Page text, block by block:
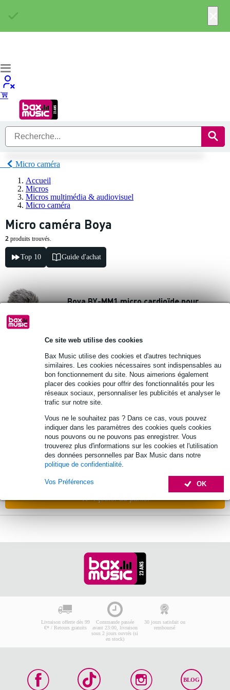
Ce site web utilise des cookies
Bax Music utilise des cookies et d'autres techniques
similaires. Les cookies nécessaires sont indispensables au
bon fonctionnement du site. Nous aimerions également
placer des cookies pour offrir des fonctionnalités pour les
réseaux sociaux, personnaliser les publicités et analyser le
trafic sur notre site.
Vous ne le souhaitez pas ? Dans ce cas, vous pouvez
indiquer dans les paramètres des cookies quels cookies
nous pouvons ou ne pouvons pas enregistrer. Vous
trouverez plus d'informations sur les cookies et l'utilisation
des données personnelles par Bax Music dans notre
politique de confidentialité.
OK
Vos Préférences
Micro caméra
Accueil
Micros
Micros multimédia & audiovisuel
Micro caméra
Micro caméra Boya
2 produits trouvés.
Top 10 Guide d'achat
Boya BY-MM1 micro cardioïde pour
Prix public 48 € 38 €
En stock
Ajouter au panier
Boya BY-MM1+ micro canon
Prix public 53 € 46 €
Ajouter au panier
Livraison offerte dès 99
€* / Retours gratuits
Commande passée
avant 23:00, livraison
sous 2 jours ouvrés (si
en stock)
30 jours satisfait ou
remboursé
BLOG